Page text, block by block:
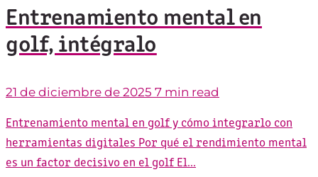
Entrenamiento mental en
golf, intégralo
21 de diciembre de 2025 7 min read
Entrenamiento mental en golf y cómo integrarlo con
herramientas digitales Por qué el rendimiento mental
es un factor decisivo en el golf El...